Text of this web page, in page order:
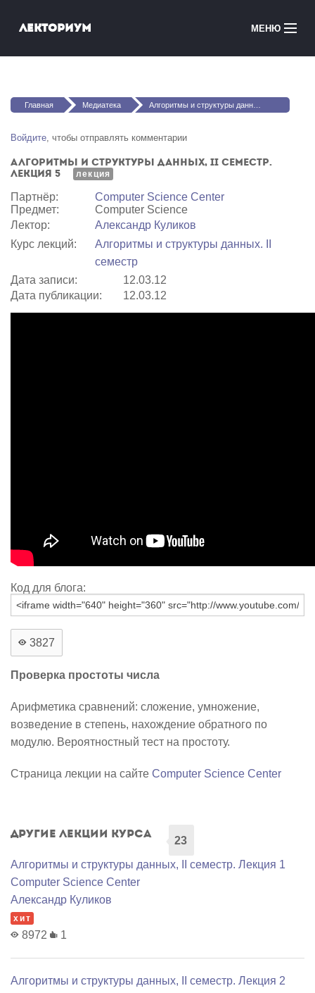
Лекториум МЕНЮ
Медиатека
Courses in English
Вы здесь
Главная Медиатека Алгоритмы и структуры данных, II семестр. Лекция 5
Войдите, чтобы отправлять комментарии
Алгоритмы и структуры данных, II семестр.
Лекция 5
лекция
Партнёр:
Computer Science Center
Предмет:
Computer Science
Лектор:
Александр Куликов
Курс лекций:
Алгоритмы и структуры данных. II
семестр
Дата записи:
12.03.12
Дата публикации:
12.03.12
Код для блога:
3827
Проверка простоты числа
Арифметика сравнений: сложение, умножение,
возведение в степень, нахождение обратного по
модулю. Вероятностный тест на простоту.
Страница лекции на сайте Computer Science Center
Другие лекции курса
23
Алгоритмы и структуры данных, II семестр. Лекция 1
Computer Science Center
Александр Куликов
хит
8972 1
Алгоритмы и структуры данных, II семестр. Лекция 2